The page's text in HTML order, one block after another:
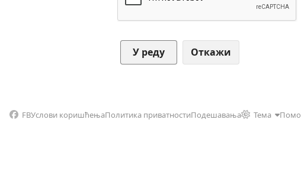
Откажи
FBУслови коришћењаПолитика приватностиПодешавања Тема